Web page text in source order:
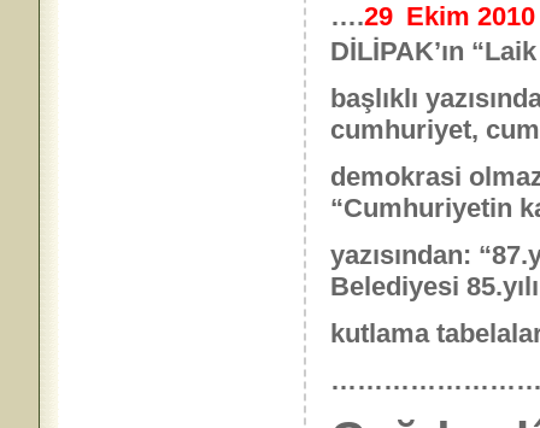
….29 Ekim
DİLİPAK’ın
başlıklı
cumhuriyet,
demokrasi
“Cumhuriyetin
yazısından:
Belediyesi 85.yılı
kutlama